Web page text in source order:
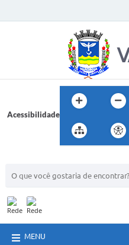
Acessibilidade
MENU